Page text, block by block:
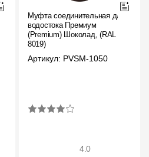
Муфта соединительная для
водостока Премиум
(Premium) Шоколад, (RAL
8019)
Артикул: PVSM-1050
4.0